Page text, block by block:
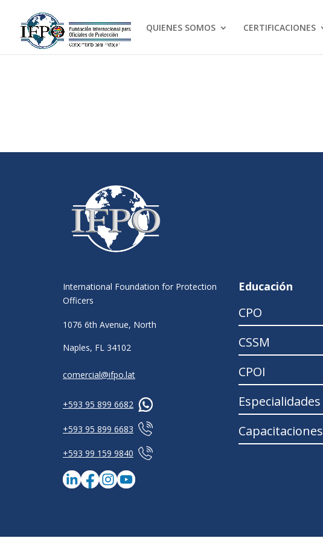
QUIENES SOMOS CERTIFICACIONES
International Foundation for Protection
Officers
1076 6th Avenue, North
Naples, FL 34102
comercial@ifpo.lat
+593 95 899 6682
+593 95 899 6683
+593 99 159 9840
Educación
CPO
CSSM
CPOI
Especialidades
Capacitaciones